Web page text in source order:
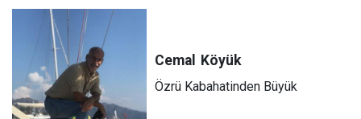
Cemal Köyük
Özrü Kabahatinden Büyük